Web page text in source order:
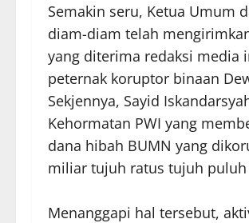
Semakin seru, Ketua Umum
diam-diam telah
yang diterima redaksi media
peternak koruptor binaan
Sekjennya, Sayid
Kehormatan PWI yang
dana hibah BUMN yang
miliar tujuh ratus tujuh
Menanggapi hal tersebut,